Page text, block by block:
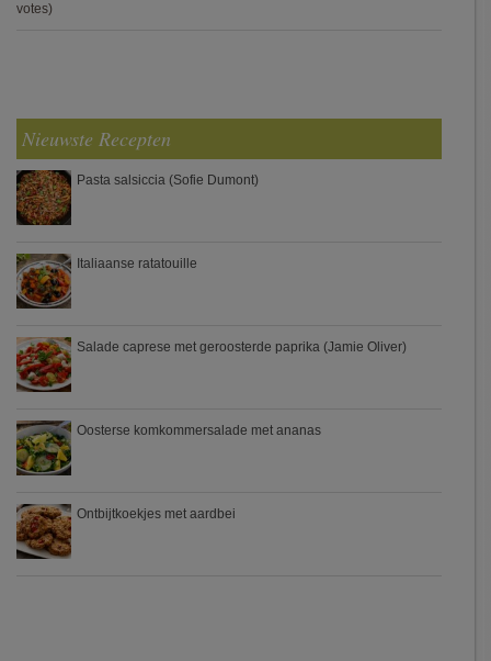
votes)
Nieuwste Recepten
Pasta salsiccia (Sofie Dumont)
Italiaanse ratatouille
Salade caprese met geroosterde paprika (Jamie Oliver)
Oosterse komkommersalade met ananas
Ontbijtkoekjes met aardbei